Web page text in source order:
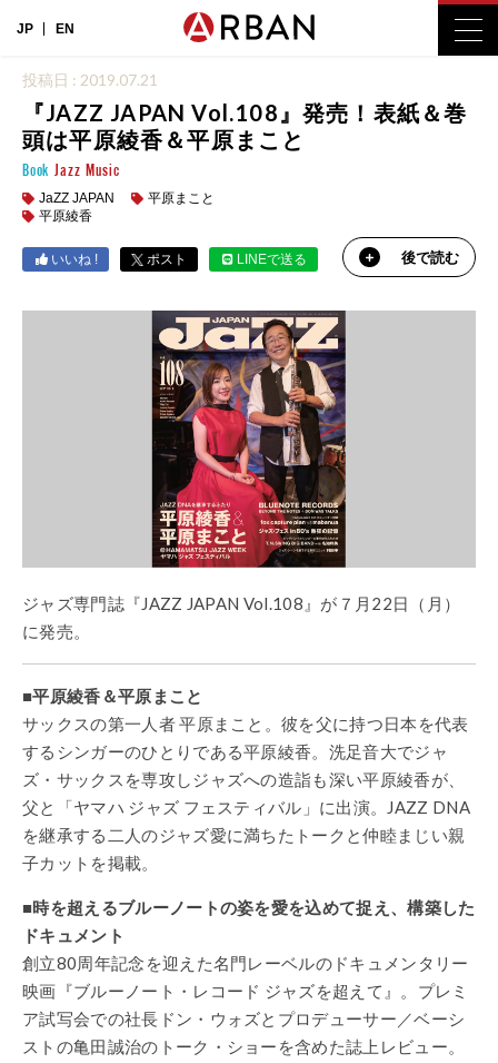
JP EN
投稿日 : 2019.07.21
『JAZZ JAPAN Vol.108』発売！表紙＆巻
頭は平原綾香＆平原まこと
Book Jazz Music
JaZZ JAPAN
平原まこと
平原綾香
いいね ! ポスト LINEで送る 後で読む
ジャズ専門誌『JAZZ JAPAN Vol.108』が７月22日（月）
に発売。
■平原綾香＆平原まこと
サックスの第一人者 平原まこと。彼を父に持つ日本を代表
するシンガーのひとりである平原綾香。洗足音大でジャ
ズ・サックスを専攻しジャズへの造詣も深い平原綾香が、
父と「ヤマハ ジャズ フェスティバル」に出演
JAZZ DNA
を継承する二人のジャズ愛に満ちたトークと仲睦まじい親
子カットを掲載。
■時を超えるブルーノートの姿を愛を込めて捉え、構築した
ドキュメント
創立80周年記念を迎えた名門レーベルのドキュメンタリー
映画『ブルーノート・レコード ジャズを超えて』。プレミ
ア試写会での社長ドン・ウォズとプロデューサー／ベーシ
ストの亀田誠治のトーク・ショーを含めた誌上レビュー。